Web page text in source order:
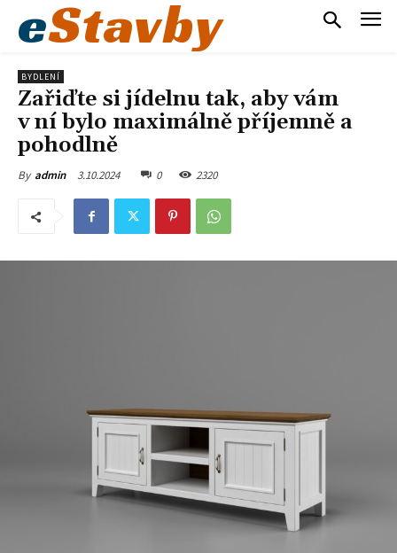
eStavby
BYDLENÍ
Zařiďte si jídelnu tak, aby vám
v ní bylo maximálně příjemně a
pohodlně
By admin 3.10.2024 0 2320